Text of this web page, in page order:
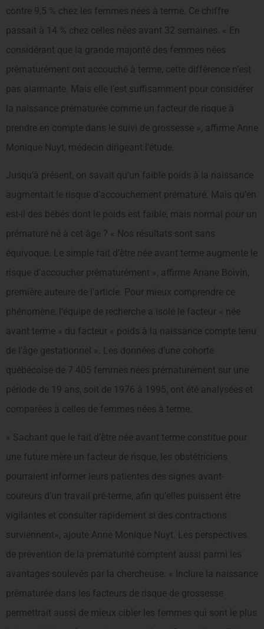
contre 9,5 % chez les femmes nées à terme. Ce chiffre
passait à 14 % chez celles nées avant 32 semaines. « En
considérant que la grande majorité des femmes nées
prématurément ont accouché à terme, cette différence n’est
pas alarmante. Mais elle l’est suffisamment pour considérer
la naissance prématurée comme un facteur de risque à
prendre en compte dans le suivi de grossesse », affirme Anne
Monique Nuyt, médecin dirigeant l’étude.
Jusqu’à présent, on savait qu’un faible poids à la naissance
augmentait le risque d’accouchement prématuré. Mais qu’en
est-il des bébés dont le poids est faible, mais normal pour un
prématuré né à cet âge ? « Nos résultats sont sans
équivoque. Le simple fait d’être née avant terme augmente le
risque d’accoucher prématurément », affirme Ariane Boivin,
première auteure de l’article. Pour mieux comprendre ce
phénomène, l’équipe de recherche a isolé le facteur « née
avant terme » du facteur « poids à la naissance compte tenu
de l’âge gestationnel ». Les données d’une cohorte
québécoise de 7 405 femmes nées prématurément sur une
période de 19 ans, soit de 1976 à 1995, ont été analysées et
comparées à celles de femmes nées à terme.
« Sachant que le fait d’être née avant terme constitue pour
une future mère un facteur de risque, les obstétriciens
pourraient informer leurs patientes des signes avant-
coureurs d’un travail pré-terme, afin qu’elles puissent être
vigilantes et consulter rapidement si des contractions
surviennent», ajoute Anne Monique Nuyt. Les perspectives
de prévention de la prématurité comptent aussi parmi les
avantages soulevés par la chercheuse. « Inclure la naissance
prématurée dans les facteurs de risque de grossesse
permettrait aussi de mieux cibler les femmes qui sont le plus